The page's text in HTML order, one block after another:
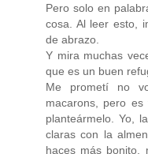
Pero solo en
cosa. Al leer esto,
de abrazo.
Y mira muchas
que es un buen
Me prometí no
macarons, pero
planteármelo. Yo,
claras con la
haces más bonito,